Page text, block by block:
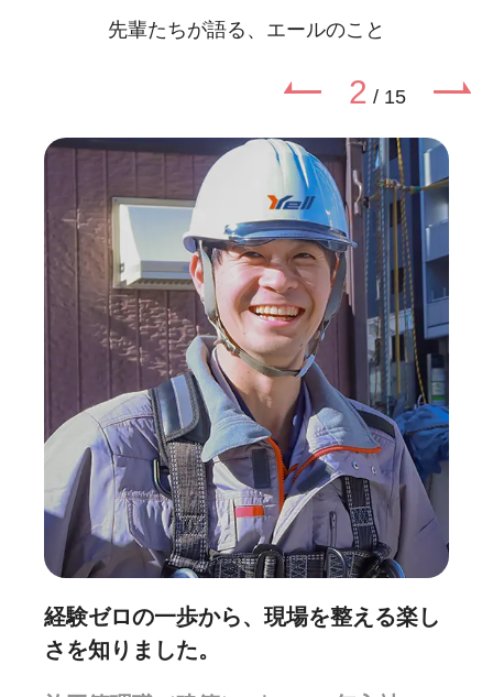
先輩たちが語る、エールのこと
2 / 15
経験ゼロの一歩から、現場を整える楽し
さを知りました。